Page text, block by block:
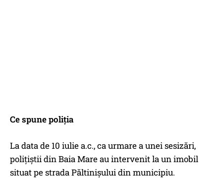
Ce spune poliția
La data de 10 iulie a.c., ca urmare a unei sesizări,
polițiștii din Baia Mare au intervenit la un imobil
situat pe strada Păltinișului din municipiu.